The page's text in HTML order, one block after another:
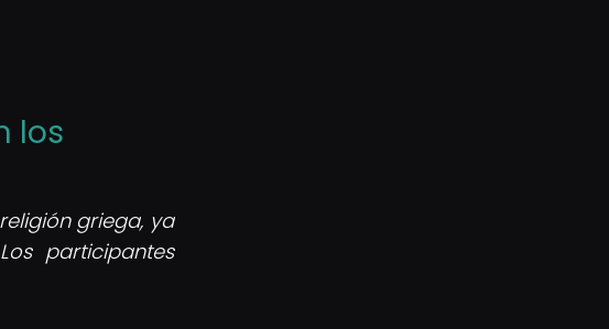
los
griega, ya
participantes